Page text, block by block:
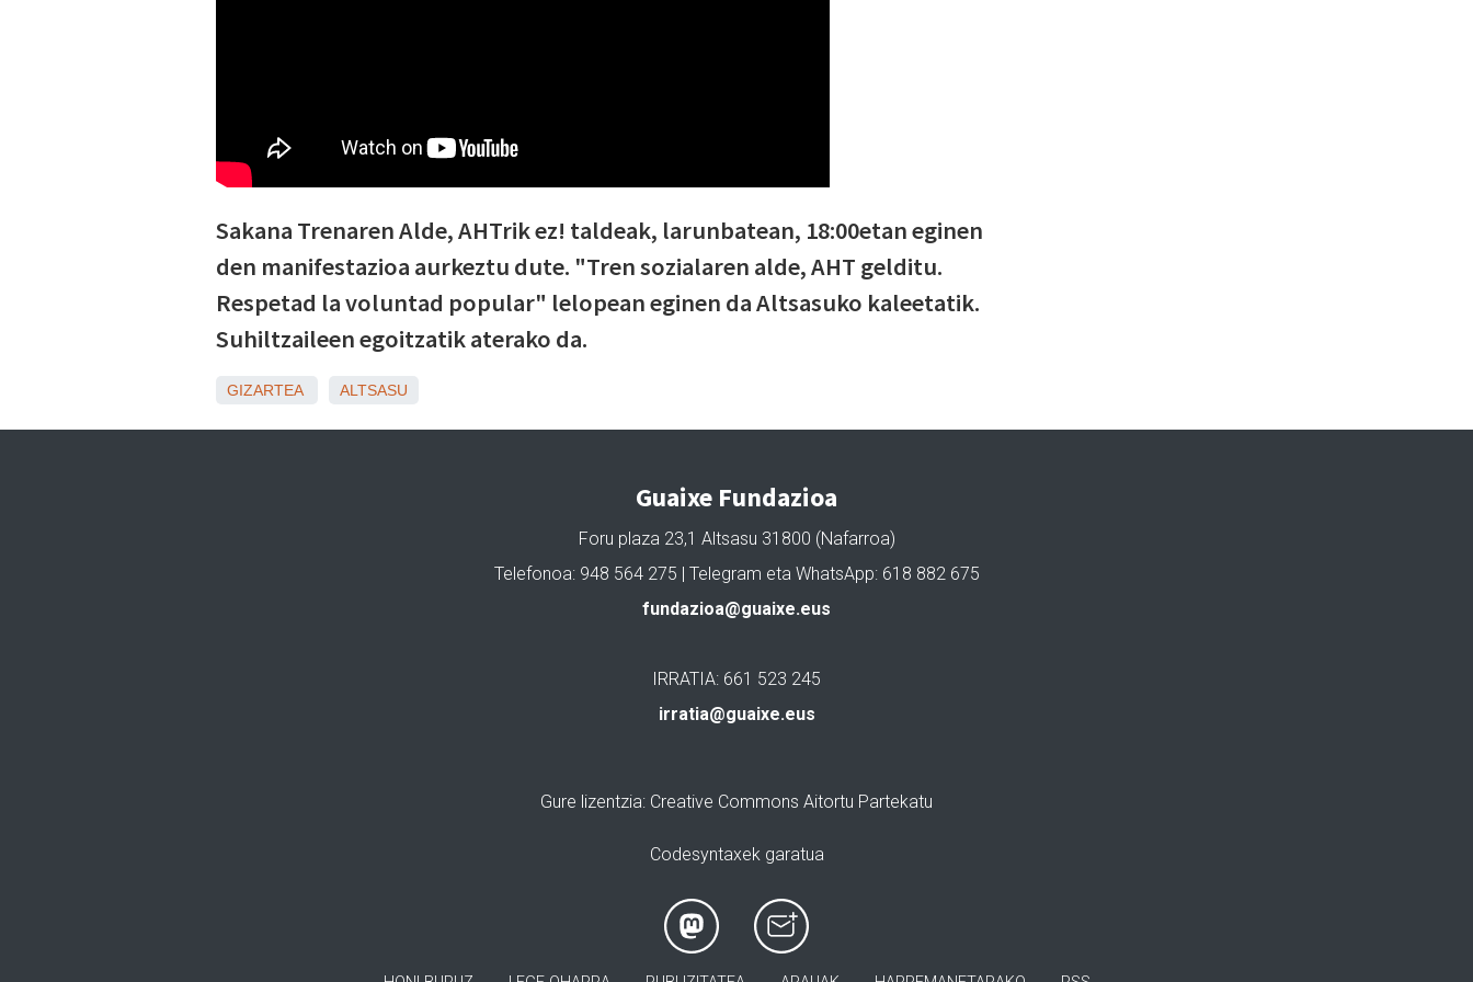
Sakana Trenaren Alde, AHTrik ez! taldeak, larunbatean, 18:00etan eginen
den manifestazioa aurkeztu dute. "Tren sozialaren alde, AHT gelditu.
Respetad la voluntad popular" lelopean eginen da Altsasuko kaleetatik.
Suhiltzaileen egoitzatik aterako da.
GIZARTEA ALTSASU
Guaixe Fundazioa
Foru plaza 23,1 Altsasu 31800 (Nafarroa)
Telefonoa: 948 564 275 | Telegram eta WhatsApp: 618 882 675
fundazioa@guaixe.eus
IRRATIA: 661 523 245
irratia@guaixe.eus
Gure lizentzia: Creative Commons Aitortu Partekatu
Codesyntaxek garatua